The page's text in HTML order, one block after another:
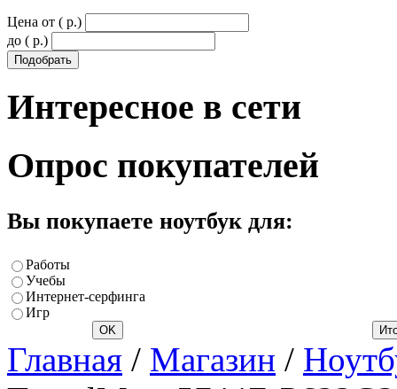
Цена от ( p.)
до ( p.)
Интересное в сети
Опрос покупателей
Вы покупаете ноутбук для:
Работы
Учебы
Интернет-серфинга
Игр
Главная / Магазин /